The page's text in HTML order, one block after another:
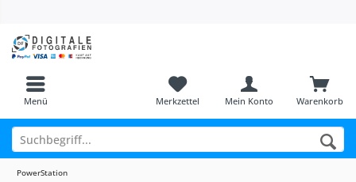
Menü Warenkorb
Merkzettel Mein Konto
PowerStation